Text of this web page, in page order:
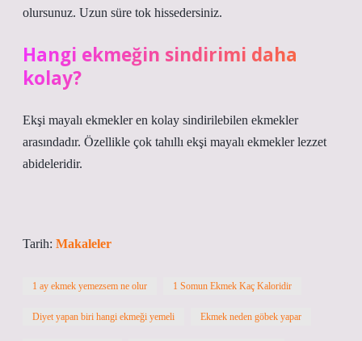
olursunuz. Uzun süre tok hissedersiniz.
Hangi ekmeğin sindirimi daha
kolay?
Ekşi mayalı ekmekler en kolay sindirilebilen ekmekler
arasındadır. Özellikle çok tahıllı ekşi mayalı ekmekler lezzet
abideleridir.
Tarih: Makaleler
1 ay ekmek yemezsem ne olur 1 Somun Ekmek Kaç Kaloridir
Diyet yapan biri hangi ekmeği yemeli Ekmek neden göbek yapar